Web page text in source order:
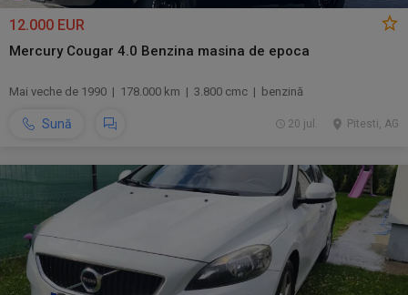
12.000 EUR
Mercury Cougar 4.0 Benzina masina de epoca
Mai veche de 1990 | 178.000 km | 3.800 cmc | benzină
Sună Pitesti, AG
20 jul.